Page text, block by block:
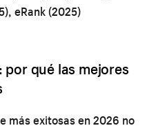
eRank (2025)
qué las mejores
más exitosas en 2026 no